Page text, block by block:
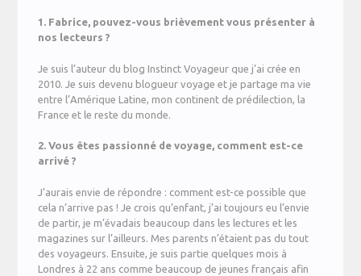
1. Fabrice, pouvez-vous brièvement vous présenter à
nos lecteurs ?
Je suis l’auteur du blog Instinct Voyageur que j’ai crée en
2010. Je suis devenu blogueur voyage et je partage ma vie
entre l’Amérique Latine, mon continent de prédilection, la
France et le reste du monde.
2. Vous êtes passionné de voyage, comment est-ce
arrivé ?
J’aurais envie de répondre : comment est-ce possible que
cela n’arrive pas ! Je crois qu’enfant, j’ai toujours eu l’envie
de partir, je m’évadais beaucoup dans les lectures et les
magazines sur l’ailleurs. Mes parents n’étaient pas du tout
des voyageurs. Ensuite, je suis partie quelques mois à
Londres à 22 ans comme beaucoup de jeunes français afin